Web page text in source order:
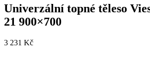
Univerzální topné těleso
21 900×700
3 231 Kč